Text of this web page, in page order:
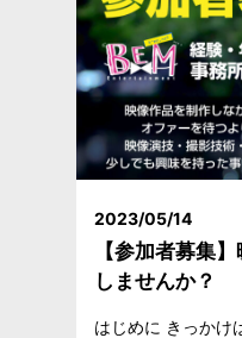
2023/05/14
【参加者募集
しませんか？
はじめに きっかけ